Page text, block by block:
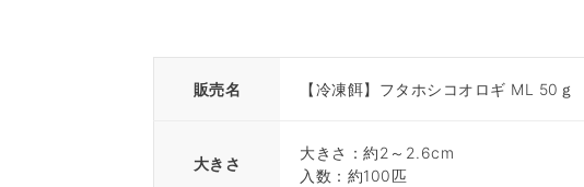
販売名 【冷凍餌】フタホシコオロギ ML 50ｇ
大きさ
大きさ：約2～2.6cm
入数：約100匹